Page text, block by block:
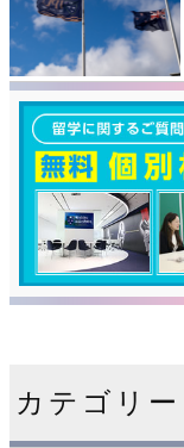
カテゴリー